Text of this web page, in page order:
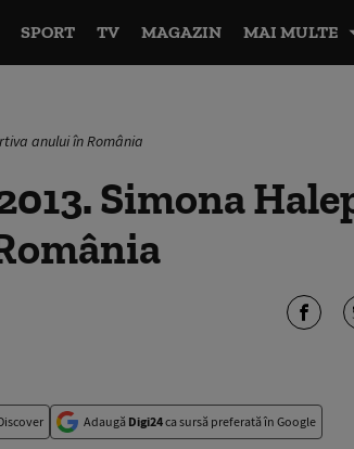
SPORT TV MAGAZIN MAI MULTE
anului în România
Simona
Adaugă Digi24ca sursă preferată în Google